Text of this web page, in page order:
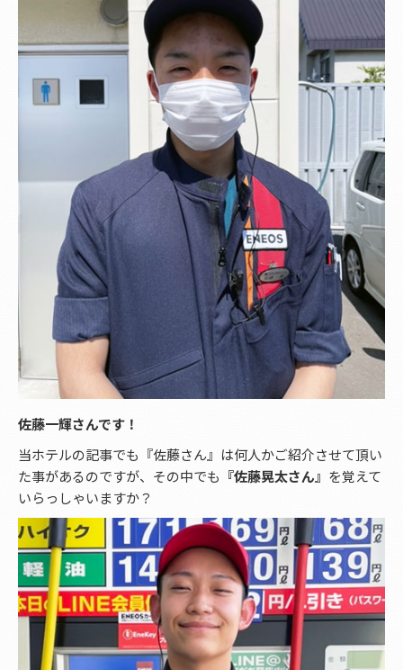
佐藤一輝さんです！
当ホテルの記事でも『佐藤さん』は何人かご紹介させて頂い
た事があるのですが、その中でも 『佐藤晃太さん』 を覚えて
いらっしゃいますか？